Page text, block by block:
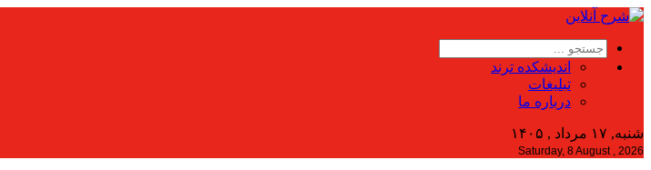
اندیشکده ترند
تبلیغات
درباره ما
شنبه, ۱۷ مرداد , ۱۴۰۵
Saturday, 8 August , 2026